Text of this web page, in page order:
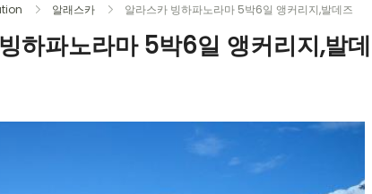
알래스카 알라스카 빙하파노라마 5박6일 앵커리지,발데즈
하파노라마 5박6일 앵커리지,발데